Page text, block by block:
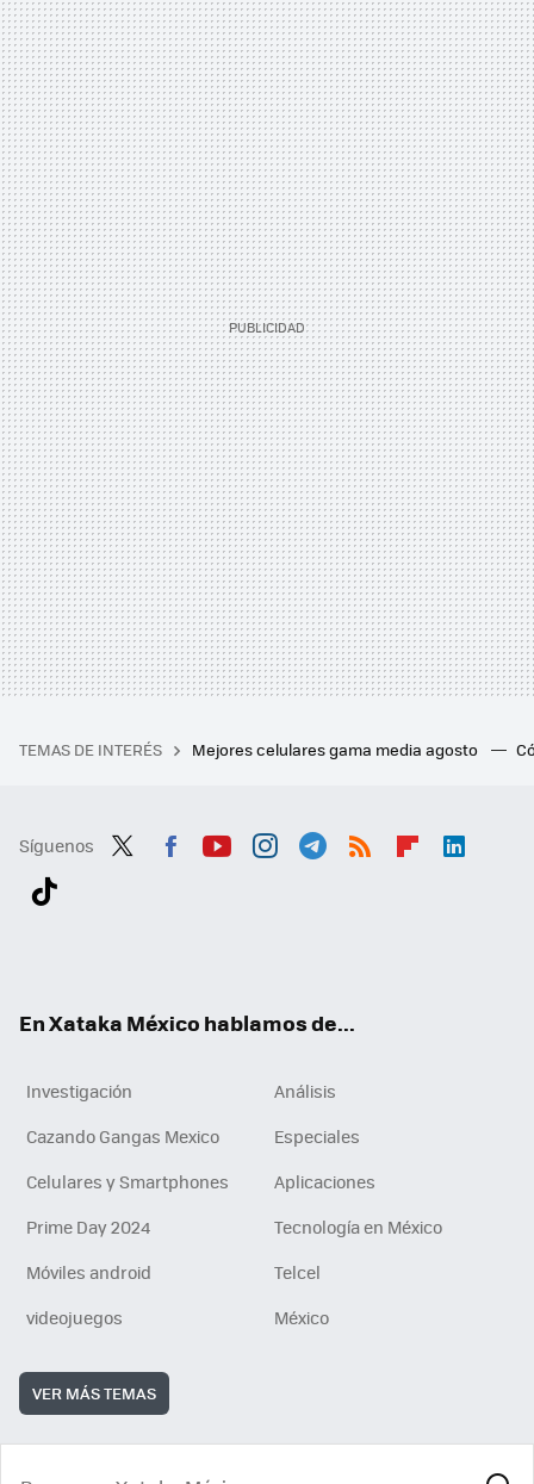
TEMAS DE INTERÉS Mejores celulares gama media agosto
Síguenos
En Xataka México hablamos de...
Investigación
Análisis
Cazando Gangas Mexico
Especiales
Celulares y Smartphones
Aplicaciones
Prime Day 2024
Tecnología en México
Móviles android
Telcel
videojuegos
México
VER MÁS TEMAS